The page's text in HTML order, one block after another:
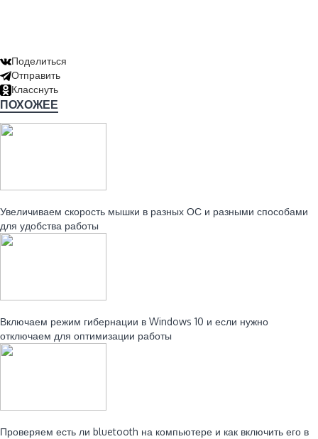
Поделиться
Отправить
Класснуть
ПОХОЖЕЕ
Увеличиваем скорость мышки в разных ОС и разными способами
для удобства работы
Включаем режим гибернации в Windows 10 и если нужно
отключаем для оптимизации работы
Проверяем есть ли bluetooth на компьютере и как включить его в